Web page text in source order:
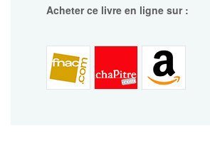
Acheter ce livre en ligne sur :